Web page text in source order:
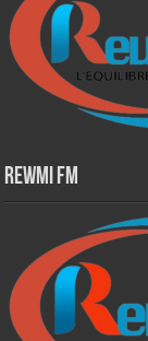
Rewmi Fm